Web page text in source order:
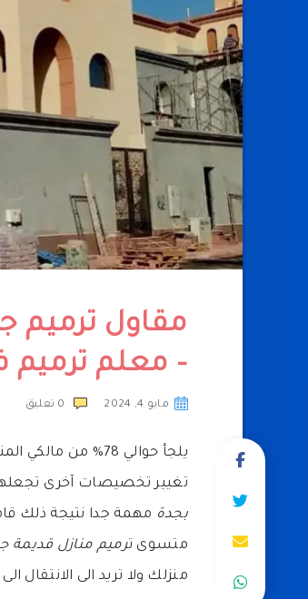
– معلم ترميم
مايو 4, 2024 0 تعليق
يلجأ حوالي 78%
تغيير تخصيصات آخرى
بجدة مهمة جدا نتيجة ذلك
متسوى ترميم منازل قديمة
منزلك ولا تريد الى